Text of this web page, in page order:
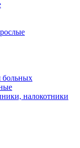
больных
налокотники